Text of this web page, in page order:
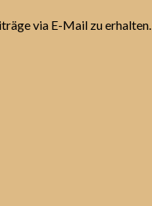
via E-Mail zu erhalten.